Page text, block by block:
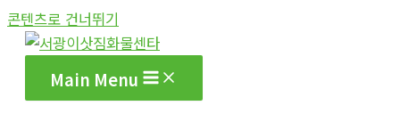
콘텐츠로 건너뛰기
Main Menu